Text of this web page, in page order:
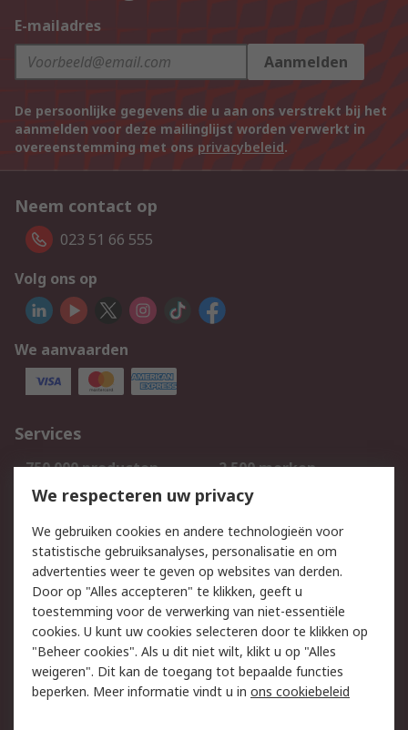
E-mailadres
Aanmelden
De persoonlijke gegevens die u aan ons verstrekt bij het
aanmelden voor deze mailinglijst worden verwerkt in
overeenstemming met ons privacybeleid.
Neem contact op
023 51 66 555
Volg ons op
We aanvaarden
Services
750.000 producten
2.500 merken
Bestellen
Inkoopoplossingen
Track & Trace
Wettelijk
Cookiebeleid
Email veiligheid
Privacybeleid
Websitevoorwaarden
Algemene
verkoopvoorwaarden
We respecteren uw privacy
We gebruiken cookies en andere technologieën voor
statistische gebruiksanalyses, personalisatie en om
advertenties weer te geven op websites van derden.
Door op "Alles accepteren" te klikken, geeft u
toestemming voor de verwerking van niet-essentiële
cookies. U kunt uw cookies selecteren door te klikken op
"Beheer cookies". Als u dit niet wilt, klikt u op "Alles
weigeren". Dit kan de toegang tot bepaalde functies
beperken. Meer informatie vindt u in ons cookiebeleid